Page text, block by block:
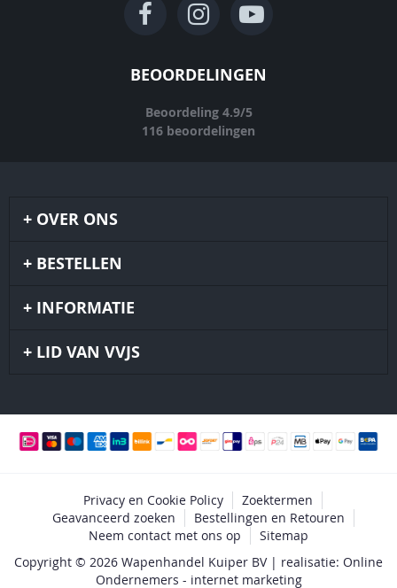
BEOORDELINGEN
Beoordeling 4.9/5
116 beoordelingen
OVER ONS
BESTELLEN
INFORMATIE
LID VAN VVJS
Privacy en Cookie Policy
Zoektermen
Geavanceerd zoeken
Bestellingen en Retouren
Neem contact met ons op
Sitemap
Copyright © 2026 Wapenhandel Kuiper BV | realisatie: Online
Ondernemers - internet marketing